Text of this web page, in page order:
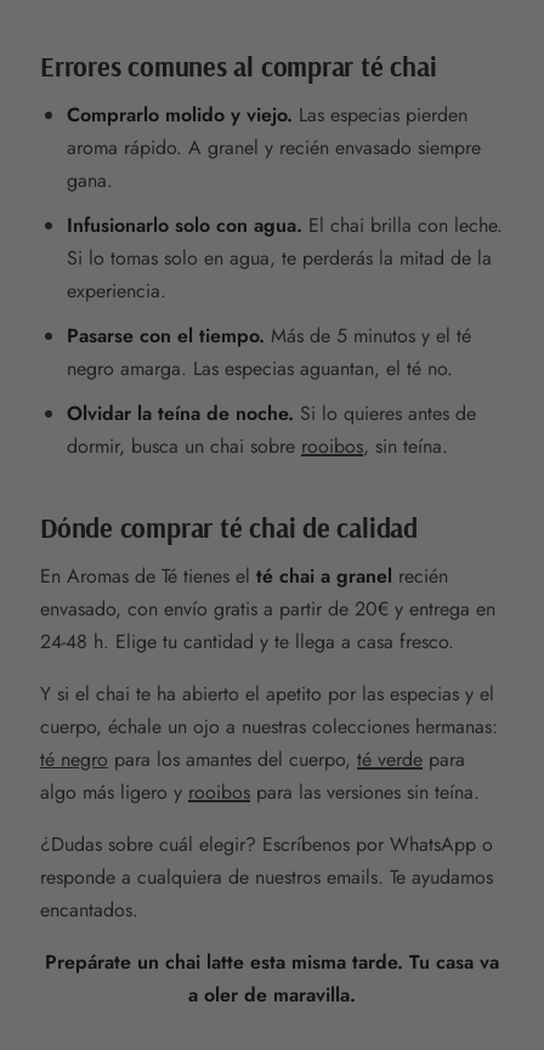
Errores comunes al comprar té chai
Comprarlo molido y viejo. Las especias pierden
aroma rápido. A granel y recién envasado siempre
gana.
Infusionarlo solo con agua. El chai brilla con leche.
Si lo tomas solo en agua, te perderás la mitad de la
experiencia.
Pasarse con el tiempo. Más de 5 minutos y el té
negro amarga. Las especias aguantan, el té no.
Olvidar la teína de noche. Si lo quieres antes de
dormir, busca un chai sobre rooibos, sin teína.
Dónde comprar té chai de calidad
En Aromas de Té tienes el té chai a granel recién
envasado, con envío gratis a partir de 20€ y entrega en
24-48 h. Elige tu cantidad y te llega a casa fresco.
Y si el chai te ha abierto el apetito por las especias y el
cuerpo, échale un ojo a nuestras colecciones hermanas:
té negro para los amantes del cuerpo, té verde para
algo más ligero y rooibos para las versiones sin teína.
¿Dudas sobre cuál elegir? Escríbenos por WhatsApp o
responde a cualquiera de nuestros emails. Te ayudamos
encantados.
Prepárate un chai latte esta misma tarde. Tu casa va
a oler de maravilla.